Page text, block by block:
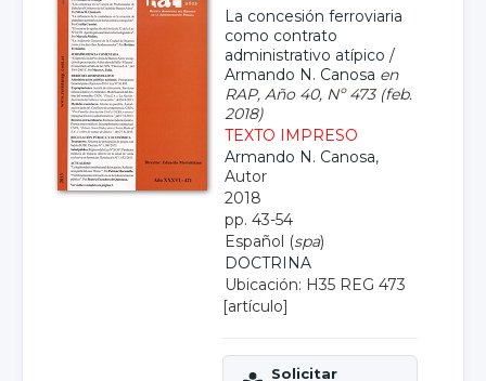
La concesión ferroviaria
como contrato
administrativo atípico /
Armando N. Canosa en
RAP, Año 40, Nº 473 (feb.
2018)
TEXTO IMPRESO
Armando N. Canosa,
Autor
2018
pp. 43-54
Español (spa)
DOCTRINA
Ubicación: H35 REG 473
[artículo]